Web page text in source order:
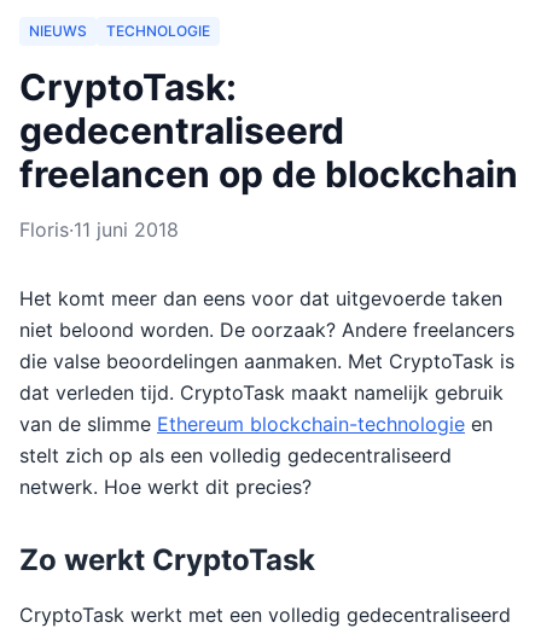
NIEUWS TECHNOLOGIE
CryptoTask:
gedecentraliseerd
freelancen op de blockchain
Floris·11 juni 2018
Het komt meer dan eens voor dat uitgevoerde taken
niet beloond worden. De oorzaak? Andere freelancers
die valse beoordelingen aanmaken. Met CryptoTask is
dat verleden tijd. CryptoTask maakt namelijk gebruik
van de slimme Ethereum blockchain-technologie en
stelt zich op als een volledig gedecentraliseerd
netwerk. Hoe werkt dit precies?
Zo werkt CryptoTask
CryptoTask werkt met een volledig gedecentraliseerd